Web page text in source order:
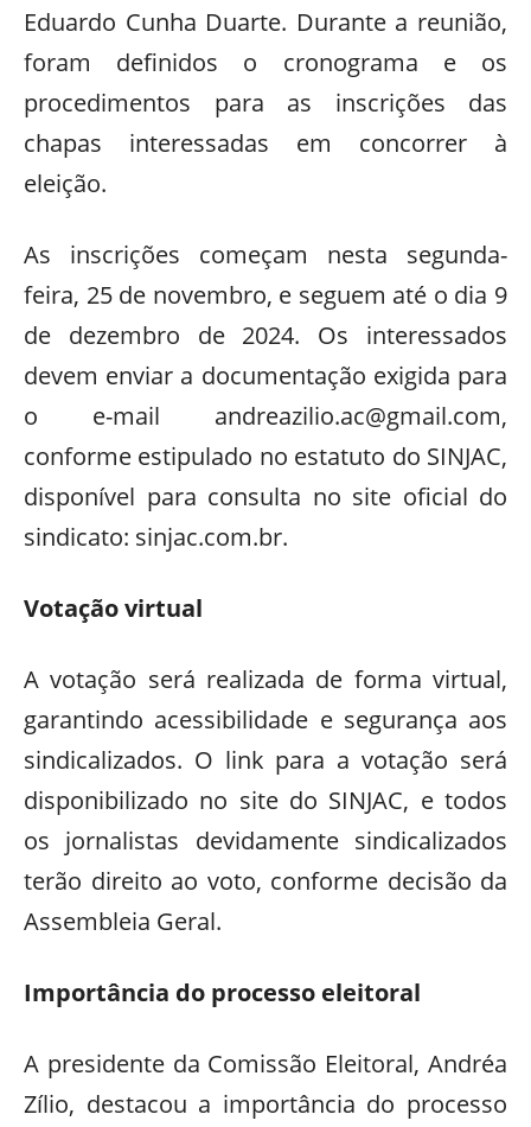
Eduardo Cunha Duarte. Durante a reunião,
foram definidos o cronograma e os
procedimentos para as inscrições das
chapas interessadas em concorrer à
eleição.
As inscrições começam nesta segunda-
feira, 25 de novembro, e seguem até o dia 9
de dezembro de 2024. Os interessados
devem enviar a documentação exigida para
o e-mail andreazilio.ac@gmail.com,
conforme estipulado no estatuto do SINJAC,
disponível para consulta no site oficial do
sindicato: sinjac.com.br.
Votação virtual
A votação será realizada de forma virtual,
garantindo acessibilidade e segurança aos
sindicalizados. O link para a votação será
disponibilizado no site do SINJAC, e todos
os jornalistas devidamente sindicalizados
terão direito ao voto, conforme decisão da
Assembleia Geral.
Importância do processo eleitoral
A presidente da Comissão Eleitoral, Andréa
Zílio, destacou a importância do processo